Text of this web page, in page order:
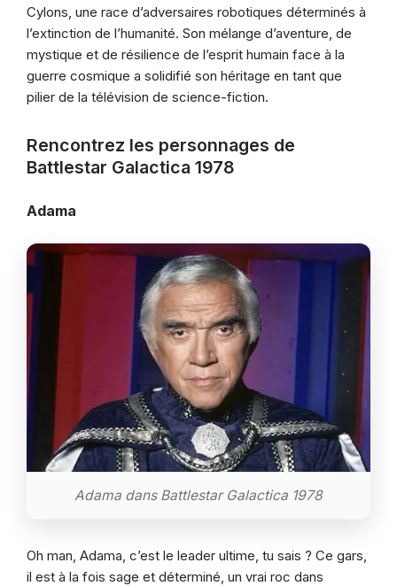
Cylons, une race d’adversaires robotiques déterminés à
l’extinction de l’humanité. Son mélange d’aventure, de
mystique et de résilience de l’esprit humain face à la
guerre cosmique a solidifié son héritage en tant que
pilier de la télévision de science-fiction.
Rencontrez les personnages de
Battlestar Galactica 1978
Adama
Adama dans Battlestar Galactica 1978
Oh man, Adama, c’est le leader ultime, tu sais ? Ce gars,
il est à la fois sage et déterminé, un vrai roc dans